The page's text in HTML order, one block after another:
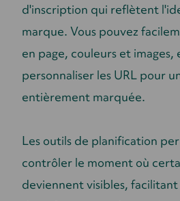
d'inscription qui reflètent
marque. Vous pouvez
en page, couleurs et images,
personnaliser les URL pour
entièrement marquée.
Les outils de planification
contrôler le moment où
deviennent visibles,